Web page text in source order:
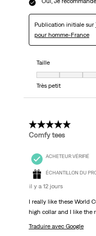
Publication initiale sur
pour homme-France
Taille
Taille, 5 sur 7, où 1 est
Très petit
5 étoile(s) sur 5.
Comfy tees
ACHETEUR VÉRIFIÉ
ÉCHANTILLON DU
il y a 12 jours
I really like these World
high collar and I like the
Traduire avec Google